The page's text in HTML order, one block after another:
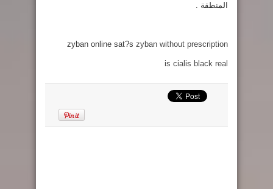
المنطقة .
zyban online sat?s zyban without prescription
is cialis black real